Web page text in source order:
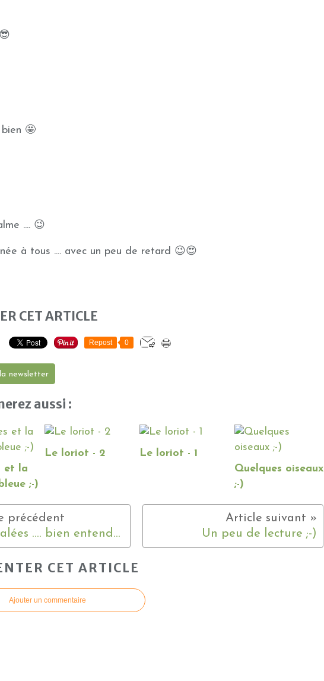
🤩
.... 😉
à tous .... avec un peu de retard 😉😍
CET ARTICLE
Repost 0
newsletter
aussi :
et la
;-)
Le loriot - 2
Le loriot - 1
Quelques oiseaux
;-)
Les z'azalées .... bien entendre le "z" ;-) Un peu de lecture ;-)
CET ARTICLE
Ajouter un commentaire